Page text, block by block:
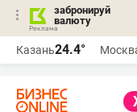
забронируй
валюту
Казань24.4°